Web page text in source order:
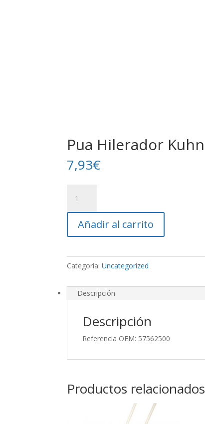
Pua Hilerador Kuhn
7,93€
Hilerador
Kuhn
cantidad
Añadir al carrito
Categoría:Uncategorized
Descripción
Descripción
Referencia OEM: 57562500
Productos relacionados